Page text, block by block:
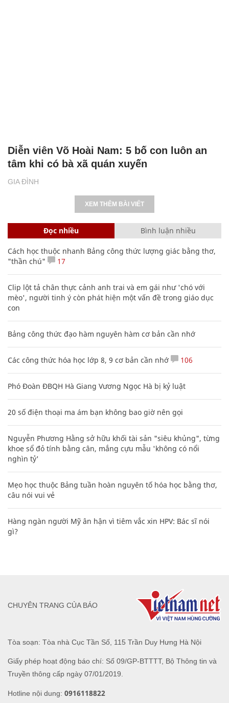
GIA ĐÌNH
Diễn viên Võ Hoài Nam: 5 bố con luôn an
tâm khi có bà xã quán xuyến
XEM THÊM BÀI VIẾT
Đọc nhiều Bình luận nhiều
Cách học thuộc nhanh Bảng công thức lượng giác bằng thơ,
"thần chú"
17
Clip lột tả chân thực cảnh anh trai và em gái như 'chó với
mèo', người tinh ý còn phát hiện một vấn đề trong giáo dục
con
Bảng công thức đạo hàm nguyên hàm cơ bản cần nhớ
Các công thức hóa học lớp 8, 9 cơ bản cần nhớ 106
Phó Đoàn ĐBQH Hà Giang Vương Ngọc Hà bị kỷ luật
20 số điện thoại ma ám bạn không bao giờ nên gọi
Nguyễn Phương Hằng sở hữu khối tài sản "siêu khủng", từng
khoe sổ đỏ tính bằng cân, mắng cựu mẫu 'không có nổi
nghìn tỷ'
Mẹo học thuộc Bảng tuần hoàn nguyên tố hóa học bằng thơ,
câu nói vui vẻ
Hàng ngàn người Mỹ ân hận vì tiêm vắc xin HPV: Bác sĩ nói
gì?
Tòa soạn: Tòa nhà Cục Tần Số, 115 Trần Duy Hưng Hà Nội
Giấy phép hoạt động báo chí: Số 09/GP-BTTTT, Bộ Thông tin và
Truyền thông cấp ngày 07/01/2019.
Hotline nội dung: 0916118822
CHUYÊN TRANG CỦA BÁO